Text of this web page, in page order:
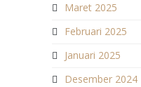
Maret 2025
Februari 2025
Januari 2025
Desember 2024